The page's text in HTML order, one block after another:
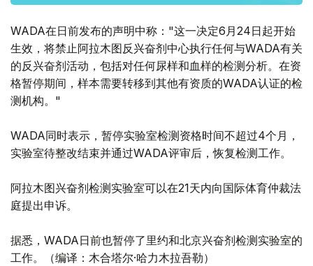
WADA在日前发布的声明中称："这一决定6月24日起开始
生效，将禁止阿拉木图反兴奋剂中心执行任何与WADA有关
的反兴奋剂活动，包括对任何尿样和血样的检测分析。在资
格暂停期间，样本需要转移到其他有资质的WADA认证的检
测机构。"
WADA同时表示，暂停实验室检测资格时间不超过4个月，
实验室待整改结束并通过WADA评审后，恢复检测工作。
阿拉木图兴奋剂检测实验室可以在21天内向国际体育仲裁法
庭提出申诉。
据悉，WADA日前也暂停了里约和北京兴奋剂检测实验室的
工作。（编译：木合塔尔·哈力木拉吾勒）